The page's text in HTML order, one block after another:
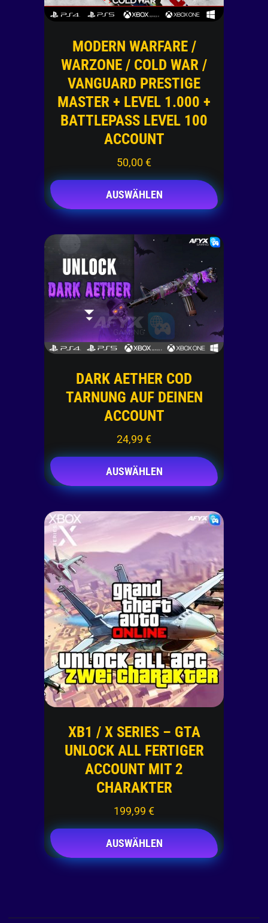
MODERN WARFARE /
WARZONE / COLD WAR /
VANGUARD PRESTIGE
MASTER + LEVEL 1.000 +
BATTLEPASS LEVEL 100
ACCOUNT
50,00 €
AUSWÄHLEN
DARK AETHER COD
TARNUNG AUF DEINEN
ACCOUNT
24,99 €
AUSWÄHLEN
XB1 / X SERIES – GTA
UNLOCK ALL FERTIGER
ACCOUNT MIT 2
CHARAKTER
199,99 €
AUSWÄHLEN